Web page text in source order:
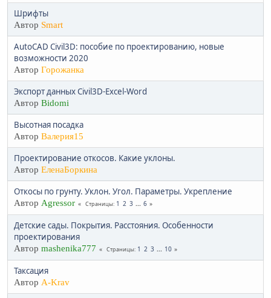
Шрифты
Автор Smart
AutoCAD Civil3D: пособие по проектированию, новые
возможности 2020
Автор Горожанка
Экспорт данных Civil3D-Excel-Word
Автор Bidomi
Высотная посадка
Автор Валерия15
Проектирование откосов. Какие уклоны.
Автор ЕленаБоркина
Откосы по грунту. Уклон. Угол. Параметры. Укрепление
Автор Agressor Страницы 1 2 3 ... 6
Детские сады. Покрытия. Расстояния. Особенности
проектирования
Автор mashenika777 Страницы 1 2 3 ... 10
Таксация
Автор A-Krav